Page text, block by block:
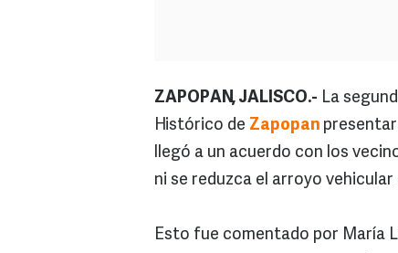
ZAPOPAN, JALISCO.- La
Histórico de Zapopan
llegó a un acuerdo con los
ni se reduzca el arroyo vehicular
Esto fue comentado por María